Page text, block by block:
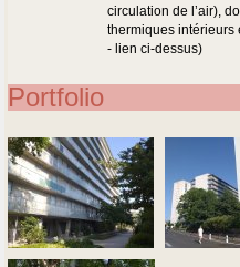
circulation de l’air),
thermiques intérieurs
- lien ci-dessus)
Portfolio